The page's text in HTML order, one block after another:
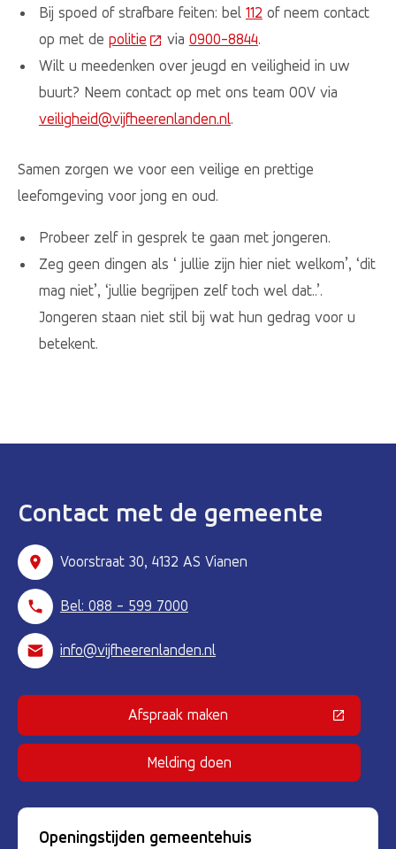
Bij spoed of strafbare feiten: bel 112 of neem contact
op met de politie (Deze link gaat naar een externe
via 0900-8844.
Wilt u meedenken over jeugd en veiligheid in uw
buurt? Neem contact op met ons team OOV via
veiligheid@vijfheerenlanden.nl.
Samen zorgen we voor een veilige en prettige
leefomgeving voor jong en oud.
Probeer zelf in gesprek te gaan met jongeren.
Zeg geen dingen als ‘ jullie zijn hier niet welkom’, ‘dit
mag niet’, ‘jullie begrijpen zelf toch wel dat..’.
Jongeren staan niet stil bij wat hun gedrag voor u
betekent.
Contact met de gemeente
Voorstraat 30, 4132 AS Vianen
Bel: 088 - 599 7000
info@vijfheerenlanden.nl
Afspraak maken(Deze link gaat naar een externe
Melding doen
Openingstijden gemeentehuis